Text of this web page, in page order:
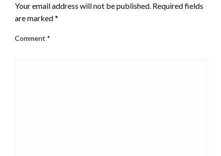
Your email address will not be published. Required fields
are marked*
Comment *